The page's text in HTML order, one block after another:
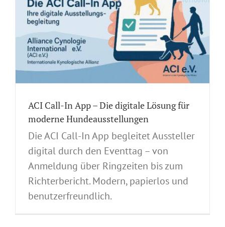
ACI Call-In App – Die digitale Lösung für
moderne Hundeausstellungen
Die ACI Call-In App begleitet Aussteller
digital durch den Eventtag – von
Anmeldung über Ringzeiten bis zum
Richterbericht. Modern, papierlos und
benutzerfreundlich.